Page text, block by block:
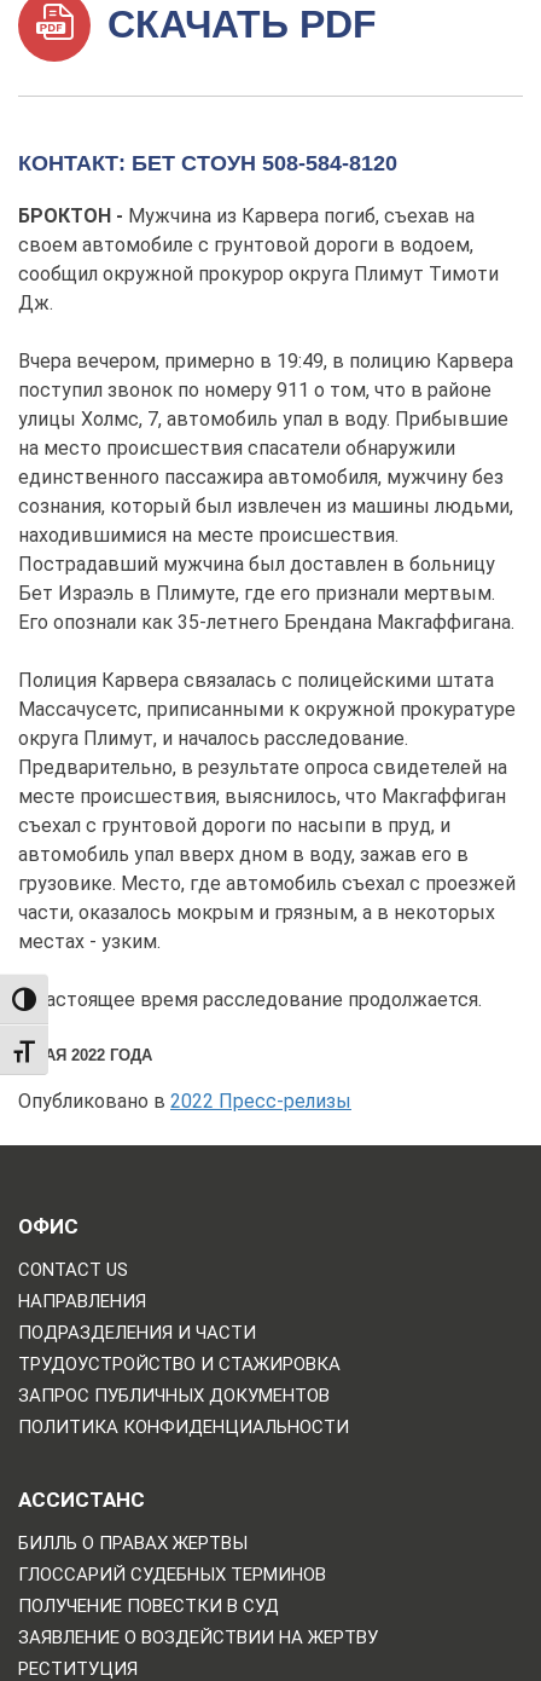
TOGGLE HIGH CONTRAST
TOGGLE FONT SIZE
СКАЧАТЬ PDF
КОНТАКТ: БЕТ СТОУН 508-584-8120
БРОКТОН - Мужчина из Карвера погиб, съехав на
своем автомобиле с грунтовой дороги в водоем,
сообщил окружной прокурор округа Плимут Тимоти
Дж.
Вчера вечером, примерно в 19:49, в полицию Карвера
поступил звонок по номеру 911 о том, что в районе
улицы Холмс, 7, автомобиль упал в воду. Прибывшие
на место происшествия спасатели обнаружили
единственного пассажира автомобиля, мужчину без
сознания, который был извлечен из машины людьми,
находившимися на месте происшествия.
Пострадавший мужчина был доставлен в больницу
Бет Израэль в Плимуте, где его признали мертвым.
Его опознали как 35-летнего Брендана Макгаффигана.
Полиция Карвера связалась с полицейскими штата
Массачусетс, приписанными к окружной прокуратуре
округа Плимут, и началось расследование.
Предварительно, в результате опроса свидетелей на
месте происшествия, выяснилось, что Макгаффиган
съехал с грунтовой дороги по насыпи в пруд, и
автомобиль упал вверх дном в воду, зажав его в
грузовике. Место, где автомобиль съехал с проезжей
части, оказалось мокрым и грязным, а в некоторых
местах - узким.
В настоящее время расследование продолжается.
1 МАЯ 2022 ГОДА
Опубликовано в 2022 Пресс-релизы
ОФИС
CONTACT US
НАПРАВЛЕНИЯ
ПОДРАЗДЕЛЕНИЯ И ЧАСТИ
ТРУДОУСТРОЙСТВО И СТАЖИРОВКА
ЗАПРОС ПУБЛИЧНЫХ ДОКУМЕНТОВ
ПОЛИТИКА КОНФИДЕНЦИАЛЬНОСТИ
АССИСТАНС
БИЛЛЬ О ПРАВАХ ЖЕРТВЫ
ГЛОССАРИЙ СУДЕБНЫХ ТЕРМИНОВ
ПОЛУЧЕНИЕ ПОВЕСТКИ В СУД
ЗАЯВЛЕНИЕ О ВОЗДЕЙСТВИИ НА ЖЕРТВУ
РЕСТИТУЦИЯ